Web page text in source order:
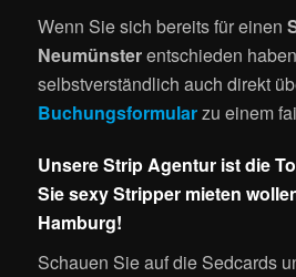
Wenn Sie sich bereits für einen
Neumünsterentschieden
selbstverständlich auch direkt
Buchungsformularzu einem
Unsere Strip Agentur ist die
Sie sexy Stripper mieten
Hamburg!
Schauen Sie auf die Sedcards